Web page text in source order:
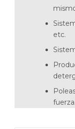
etc.
fuerza.